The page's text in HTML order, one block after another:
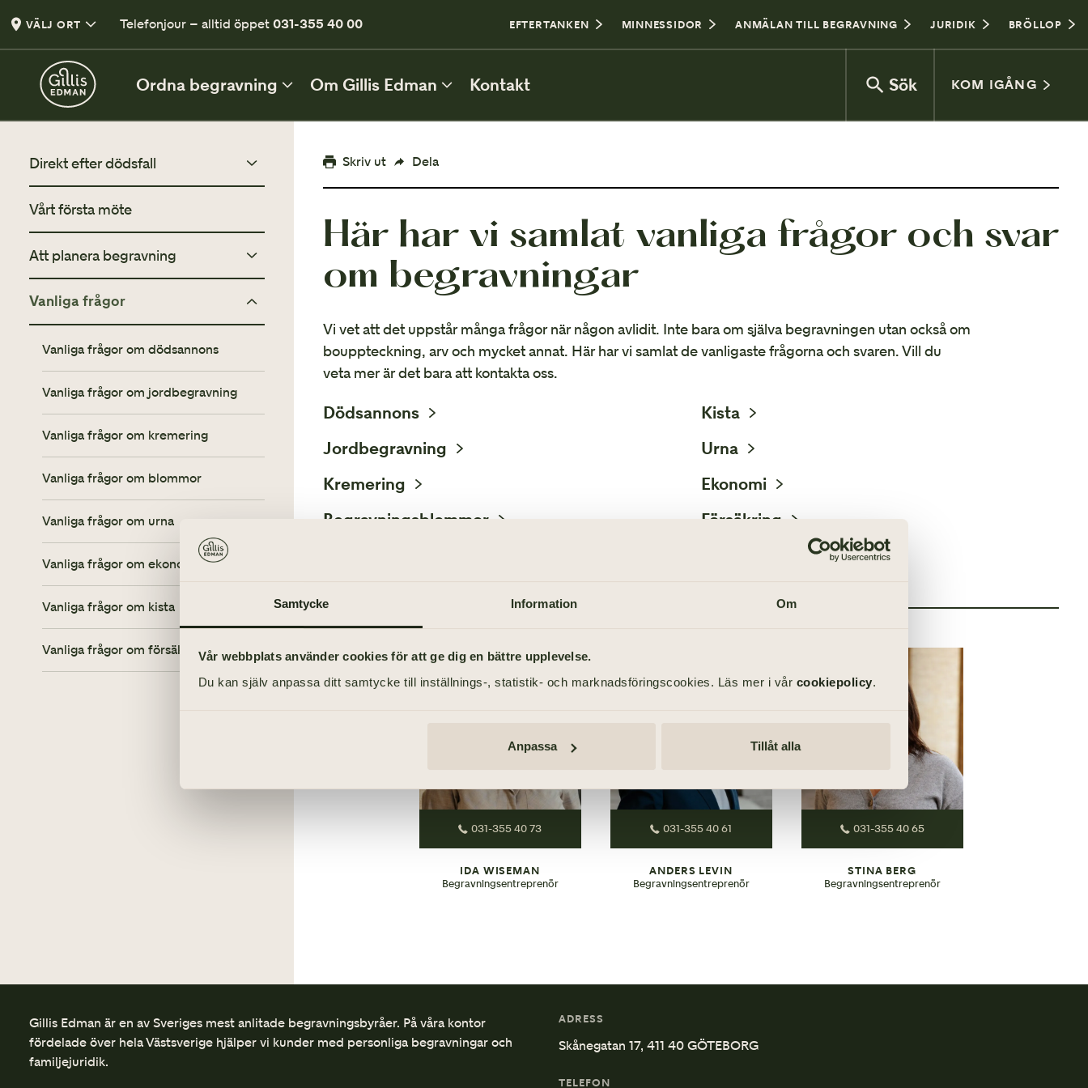
Samtycke Information Om
Vår webbplats använder cookies för att ge dig en bättre upplevelse.
Du kan själv anpassa ditt samtycke till inställnings-, statistik- och marknadsföringscookies. Läs mer i vår cookiepolicy.
Anpassa Tillåt alla
VÄLJ ORT Telefonjour – alltid öppet031-355 40 00 EFTERTANKEN MINNESSIDOR ANMÄLAN TILL BEGRAVNING JURIDIK BRÖLLOP
Ordna begravning Om Gillis Edman Kontakt Sök KOM IGÅNG
DIREKT EFTER DÖDSFALL
De första besluten
Checklista efter dödsfall
En lista med viktiga punkter
Vårt första möte
Att planera begravning
Allt du behöver tänka på
Borgerlig eller religiös begravning
Jordbegravning eller kremering
Plats för begravning
Bouppteckning
Vanliga frågor
Avvecklingshjälp
Direkt efter dödsfall
Checklista efter dödsfall
Vad kostar en begravning?
Om det saknas pengar i ett dödsbo
Vårt första möte
Att planera begravning
Personlig utformning
Borgerlig eller religiös begravning
Borgerlig begravning
Begravning i Svenska kyrkan
Jordbegravning eller kremering
Jordbegravning
Kremering
Gravplats
Familjegrav
Minneslund
Askgravlund
Askgravplats
Till havs
Kista och urna
Kista
Urna
Annonsering
Dödsannons
Digital minnessida
Plats för begravning
Begravningsceremoni
Direktsändning av ceremoni
Avvecklingshjälp
Vanliga frågor
Vanliga frågor om dödsannons
Vanliga frågor om jordbegravning
Vanliga frågor om kremering
Vanliga frågor om blommor
Vanliga frågor om urna
Vanliga frågor om ekonomi
Vanliga frågor om kista
Vanliga frågor om försäkring
Skriv ut Dela
Här har vi samlat vanliga frågor och svar
om begravningar
Vi vet att det uppstår många frågor när någon avlidit. Inte bara om själva begravningen utan också om
bouppteckning, arv och mycket annat. Här har vi samlat de vanligaste frågorna och svaren. Vill du
veta mer är det bara att kontakta oss.
Dödsannons
Jordbegravning
Kremering
Begravningsblommor
Kista
Urna
Ekonomi
Försäkring
031-355 40 73
IDA WISEMAN
Begravningsentreprenör
031-355 40 61
ANDERS LEVIN
Begravningsentreprenör
031-355 40 65
STINA BERG
Begravningsentreprenör
Gillis Edman är en av Sveriges mest anlitade begravningsbyråer. På våra kontor
fördelade över hela Västsverige hjälper vi kunder med personliga begravningar och
familjejuridik.
ADRESS
Skånegatan 17, 411 40 GÖTEBORG
TELEFON